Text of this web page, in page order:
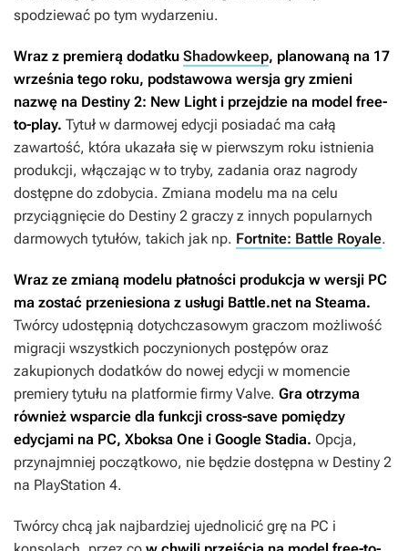
spodziewać po tym wydarzeniu.
Wraz z premierą dodatku Shadowkeep, planowaną na 17
września tego roku, podstawowa wersja gry zmieni
nazwę na Destiny 2: New Light i przejdzie na model free-
to-play. Tytuł w darmowej edycji posiadać ma całą
zawartość, która ukazała się w pierwszym roku istnienia
produkcji, włączając w to tryby, zadania oraz nagrody
dostępne do zdobycia. Zmiana modelu ma na celu
przyciągnięcie do Destiny 2 graczy z innych popularnych
darmowych tytułów, takich jak np. Fortnite: Battle Royale.
Wraz ze zmianą modelu płatności produkcja w wersji PC
ma zostać przeniesiona z usługi Battle.net na Steama.
Twórcy udostępnią dotychczasowym graczom możliwość
migracji wszystkich poczynionych postępów oraz
zakupionych dodatków do nowej edycji w momencie
premiery tytułu na platformie firmy Valve. Gra otrzyma
również wsparcie dla funkcji cross-save pomiędzy
edycjami na PC, Xboksa One i Google Stadia. Opcja,
przynajmniej początkowo, nie będzie dostępna w Destiny 2
na PlayStation 4.
Twórcy chcą jak najbardziej ujednolicić grę na PC i